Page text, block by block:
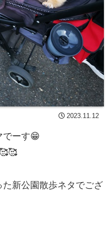
2023.11.12
でーす😁
新公園散歩ネタでござ